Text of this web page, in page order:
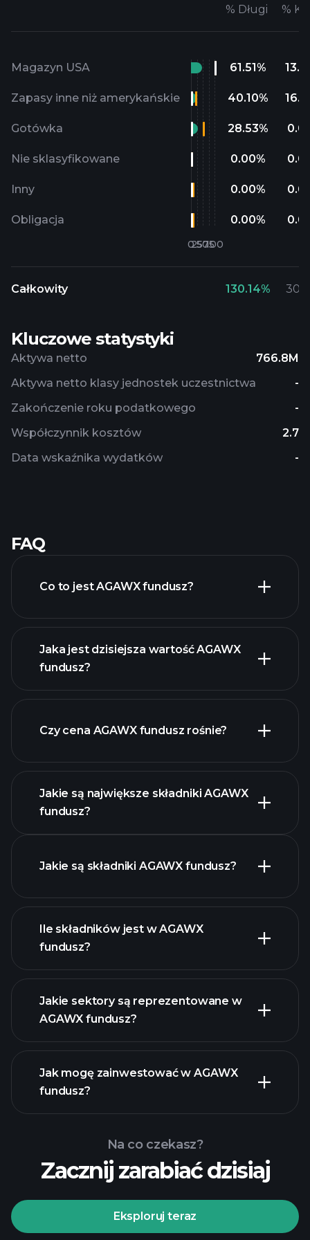
Kluczowe statystyki
Aktywa netto
766.8M
Aktywa netto klasy jednostek uczestnictwa
-
Zakończenie roku podatkowego
-
Współczynnik kosztów
2.7
Data wskaźnika wydatków
-
% Długi %
Magazyn USA 61.51%
Zapasy inne niż amerykańskie 40.10%
Gotówka 28.53%
Nie sklasyfikowane 0.00%
Inny 0.00%
Obligacja 0.00%
Całkowity 130.14%
FAQ
Co to jest AGAWX fundusz?
Jaka jest dzisiejsza wartość AGAWX
fundusz?
zaawansowanym wykresie
Czy cena AGAWX fundusz rośnie?
fundusz chart
Jakie są największe składniki AGAWX
fundusz?
Jakie są składniki AGAWX fundusz?
holdings
Ile składników jest w AGAWX
fundusz?
Jakie sektory są reprezentowane w
AGAWX fundusz?
Jak mogę zainwestować w AGAWX
fundusz?
Na co czekasz?
Zacznij zarabiać dzisiaj
Eksploruj teraz